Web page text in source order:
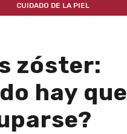
CUIDADO DE LA PIEL
zóster:
hay que